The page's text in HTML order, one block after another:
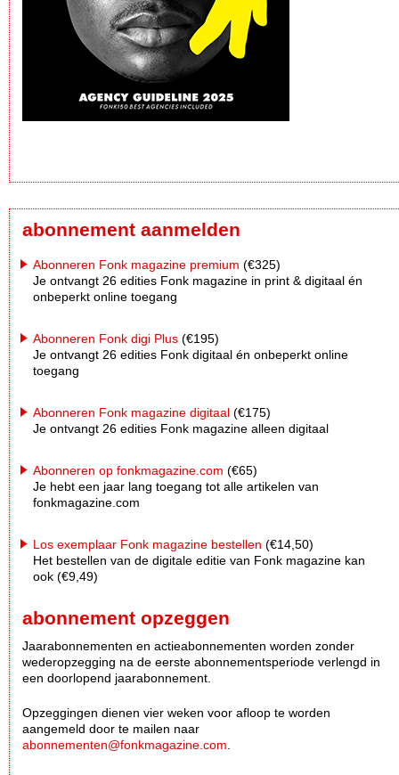
abonnement aanmelden
Abonneren Fonk magazine premium (€325)
Je ontvangt 26 edities Fonk magazine in print & digitaal én
onbeperkt online toegang
Abonneren Fonk digi Plus (€195)
Je ontvangt 26 edities Fonk digitaal én onbeperkt online
toegang
Abonneren Fonk magazine digitaal (€175)
Je ontvangt 26 edities Fonk magazine alleen digitaal
Abonneren op fonkmagazine.com (€65)
Je hebt een jaar lang toegang tot alle artikelen van
fonkmagazine.com
Los exemplaar Fonk magazine bestellen (€14,50)
Het bestellen van de digitale editie van Fonk magazine kan
ook (€9,49)
abonnement opzeggen
Jaarabonnementen en actieabonnementen worden zonder
wederopzegging na de eerste abonnementsperiode verlengd in
een doorlopend jaarabonnement.
Opzeggingen dienen vier weken voor afloop te worden
aangemeld door te mailen naar
abonnementen@fonkmagazine.com.